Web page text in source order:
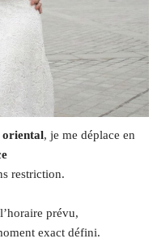
oriental, je me déplace en
restriction.
prévu,
exact défini.